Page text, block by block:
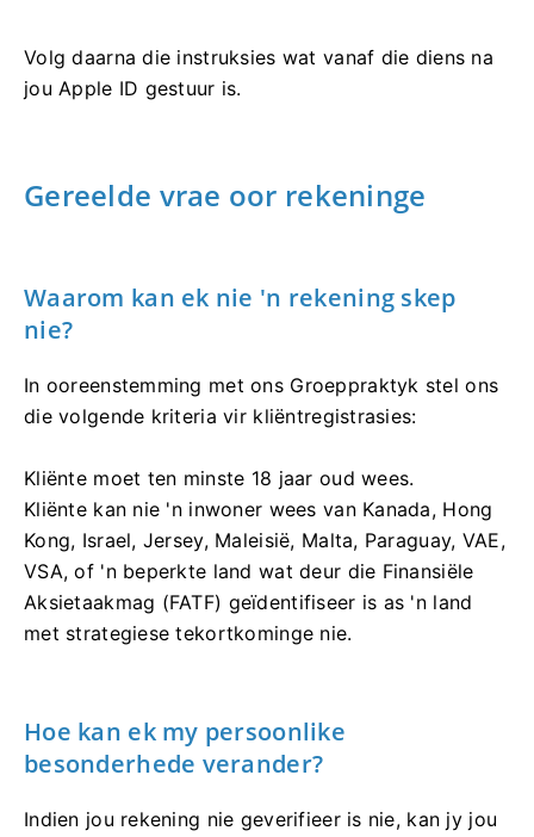
Volg daarna die instruksies wat vanaf die diens na
jou Apple ID gestuur is.
Gereelde vrae oor rekeninge
Waarom kan ek nie 'n rekening skep
nie?
In ooreenstemming met ons Groeppraktyk stel ons
die volgende kriteria vir kliëntregistrasies:
Kliënte moet ten minste 18 jaar oud wees.
Kliënte kan nie 'n inwoner wees van Kanada, Hong
Kong, Israel, Jersey, Maleisië, Malta, Paraguay, VAE,
VSA, of 'n beperkte land wat deur die Finansiële
Aksietaakmag (FATF) geïdentifiseer is as 'n land
met strategiese tekortkominge nie.
Hoe kan ek my persoonlike
besonderhede verander?
Indien jou rekening nie geverifieer is nie, kan jy jou